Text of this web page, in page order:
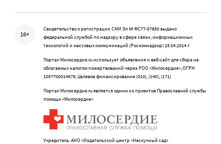
16+
Свидетельство о регистрации СМИ Эл № ФС77-57850 выдано
федеральной службой по надзору в сфере связи, информационных
технологий и массовых коммуникаций (Роскомнадзор) 25.04.2014 г.
Портал Милосердие.ru использует объявления и веб-сайт для сбора не
облагаемых налогом пожертвований через РОО «Милосердие», ОГРН
1057700014679, Целевое финансирование (010), (140), (171)
Портал Милосердие.ru является одним из проектов Православной службы
помощи «Милосердие»
Учредитель: АНО «Издательский центр «Нескучный сад»